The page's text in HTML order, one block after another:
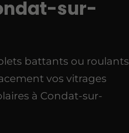
sur-
battants ou roulants
vos vitrages
à Condat-sur-